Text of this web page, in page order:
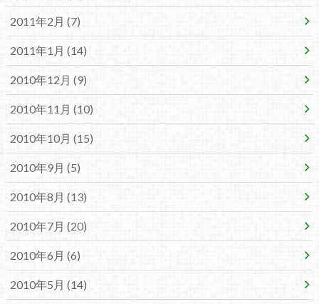
2011年2月 (7)
2011年1月 (14)
2010年12月 (9)
2010年11月 (10)
2010年10月 (15)
2010年9月 (5)
2010年8月 (13)
2010年7月 (20)
2010年6月 (6)
2010年5月 (14)